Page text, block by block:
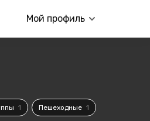
Мой профиль
1 Пешеходные 1